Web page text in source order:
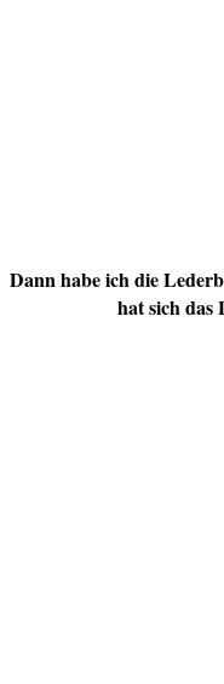
Dann habe ich die
hat sich das